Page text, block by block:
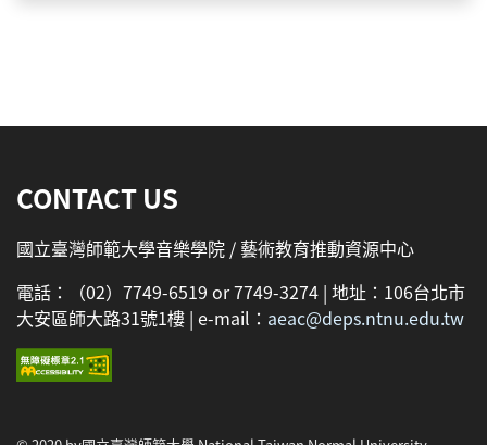
CONTACT US
國立臺灣師範大學音樂學院 / 藝術教育推動資源中心
電話：（02）7749-6519 or 7749-3274 | 地址：106台北市
大安區師大路31號1樓 | e-mail： aeac@deps.ntnu.edu.tw